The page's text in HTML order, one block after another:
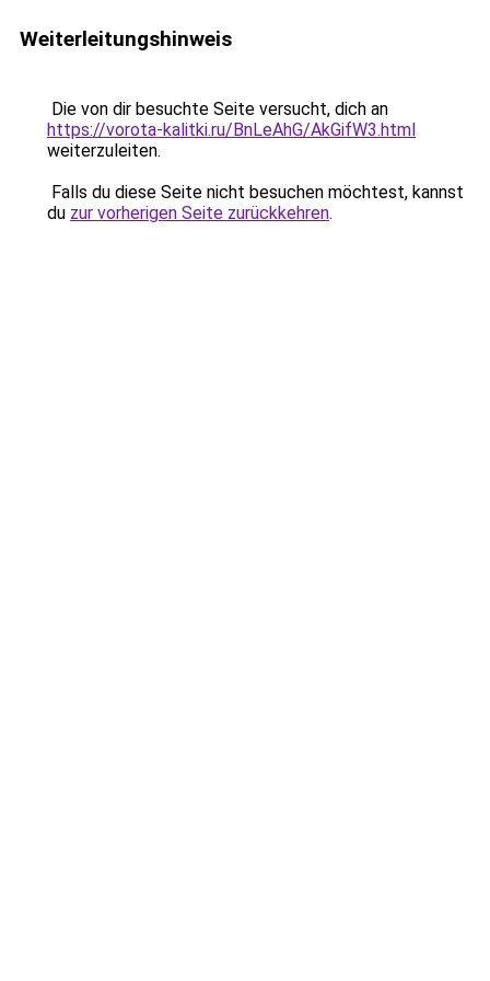
Weiterleitungshinweis
Die von dir besuchte Seite versucht, dich an
https://vorota-kalitki.ru/BnLeAhG/AkGifW3.html
weiterzuleiten.
Falls du diese Seite nicht besuchen möchtest, kannst
du zur vorherigen Seite zurückkehren.